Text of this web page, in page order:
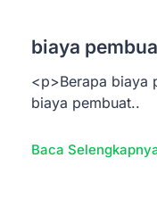
biaya
<p>Berapa biaya
biaya pembuat..
Baca